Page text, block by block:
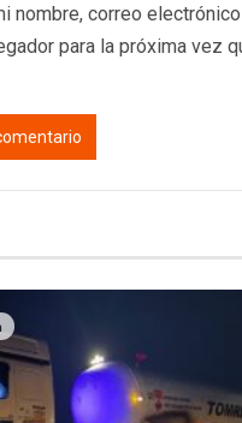
nombre, correo
para la próxima vez